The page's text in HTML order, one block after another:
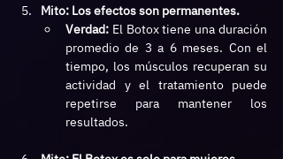
Mito: Los efectos son permanentes.
Verdad: El Botox tiene una duración
promedio de 3 a 6 meses. Con el
tiempo, los músculos recuperan su
actividad y el tratamiento puede
repetirse para mantener los
resultados.